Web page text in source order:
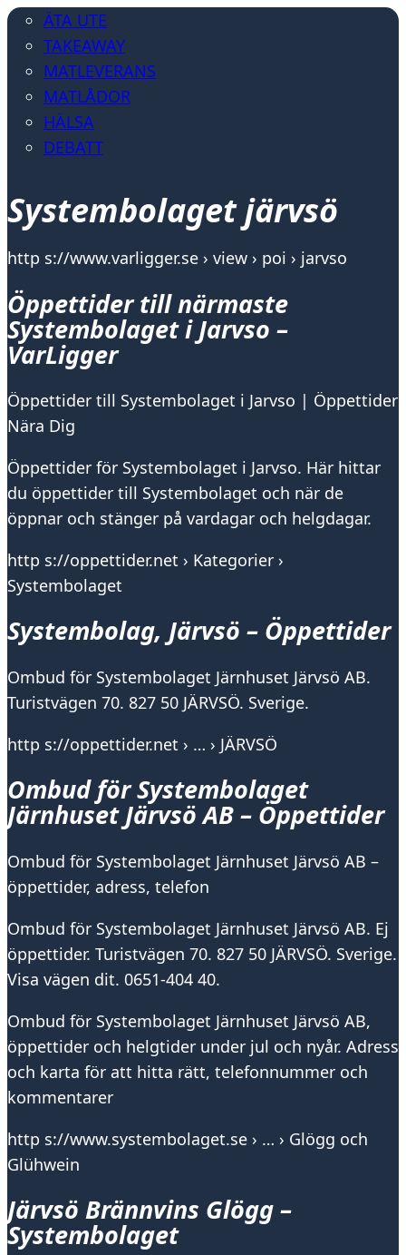
ÄTA UTE
TAKEAWAY
MATLEVERANS
MATLÅDOR
HÄLSA
DEBATT
Systembolaget järvsö
http s://www.varligger.se › view › poi › jarvso
Öppettider till närmaste
Systembolaget i Jarvso –
VarLigger
Öppettider till Systembolaget i Jarvso | Öppettider
Nära Dig
Öppettider för Systembolaget i Jarvso. Här hittar
du öppettider till Systembolaget och när de
öppnar och stänger på vardagar och helgdagar.
http s://oppettider.net › Kategorier ›
Systembolaget
Systembolag, Järvsö – Öppettider
Ombud för Systembolaget Järnhuset Järvsö AB.
Turistvägen 70. 827 50 JÄRVSÖ. Sverige.
http s://oppettider.net › … › JÄRVSÖ
Ombud för Systembolaget
Järnhuset Järvsö AB – Öppettider
Ombud för Systembolaget Järnhuset Järvsö AB –
öppettider, adress, telefon
Ombud för Systembolaget Järnhuset Järvsö AB. Ej
öppettider. Turistvägen 70. 827 50 JÄRVSÖ. Sverige.
Visa vägen dit. 0651-404 40.
Ombud för Systembolaget Järnhuset Järvsö AB,
öppettider och helgtider under jul och nyår. Adress
och karta för att hitta rätt, telefonnummer och
kommentarer
http s://www.systembolaget.se › … › Glögg och
Glühwein
Järvsö Brännvins Glögg –
Systembolaget